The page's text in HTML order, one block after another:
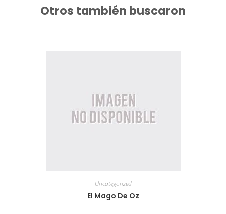
Otros también buscaron
Uncategorized
El Mago De Oz